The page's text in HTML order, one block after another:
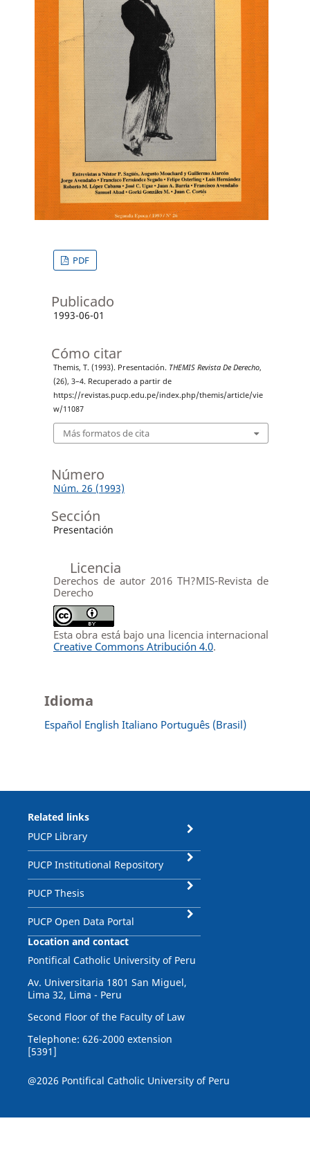
PDF
Publicado
1993-06-01
Cómo citar
Themis, T. (1993). Presentación. THEMIS Revista De Derecho,
(26), 3–4. Recuperado a partir de
https://revistas.pucp.edu.pe/index.php/themis/article/vie
w/11087
Más formatos de cita
Número
Núm. 26 (1993)
Sección
Presentación
Licencia
Derechos de autor 2016 TH?MIS-Revista de
Derecho
Esta obra está bajo una licencia internacional
Creative Commons Atribución 4.0.
Idioma
Español English Italiano Português (Brasil)
Related links
PUCP Library
PUCP Institutional Repository
PUCP Thesis
PUCP Open Data Portal
Location and contact
Pontifical Catholic University of Peru
Av. Universitaria 1801 San Miguel,
Lima 32, Lima - Peru
Second Floor of the Faculty of Law
Telephone: 626-2000 extension
[5391]
@2026 Pontifical Catholic University of Peru